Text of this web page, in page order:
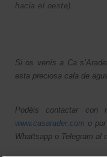
hacia el oeste).
Si os venís a Ca
esta preciosa cala de
Podéis contactar
www.casarader.com o
Whattsapp o Telegram al